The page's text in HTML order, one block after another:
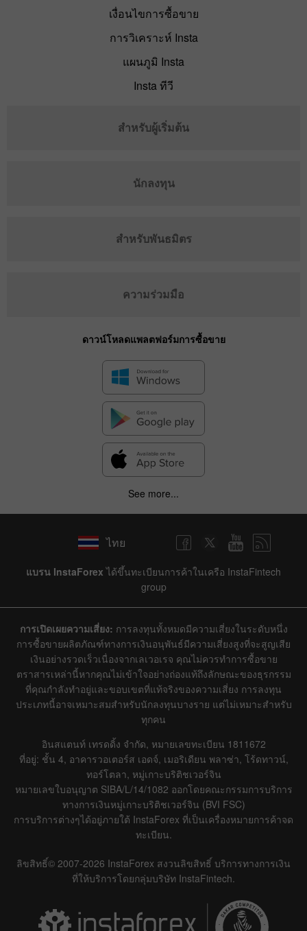
เงื่อนไขการซื้อขาย
การวิเคราะห์ Insta
แผนภูมิ Insta
Insta ทีวี
สำหรับผู้เริ่มต้น
นักลงทุน
สำหรับพันธมิตร
ความร่วมมือ
ดาวน์โหลดแพลตฟอร์มการซื้อขาย
See more...
ไทย
แบรน InstaForex ได้ขึ้นทะเบียนการค้าในเครือ InstaFintech
group
การเปิดเผยความเสี่ยง: การลงทุนทั้งหมดมีความเสี่ยงในระดับหนึ่ง
การซื้อขายผลิตภัณฑ์ทางการเงินอนุพันธ์มีความเสี่ยงสูงที่จะสูญเสีย
เงินอย่างรวดเร็วเนื่องจากเลเวอเรจ คุณไม่ควรทำการซื้อขาย
ตราสารเหล่านี้หากคุณไม่เข้าใจอย่างถ่องแท้ถึงลักษณะของธุรกรรม
ที่คุณกำลังทำอยู่และขอบเขตที่แท้จริงของความเสี่ยง การลงทุน
ประเภทนี้อาจเหมาะสมสำหรับนักลงทุนบางราย แต่ไม่เหมาะสำหรับ
ทุกคน
อินสแตนท์ เทรดดิ้ง จำกัด, หมายเลขทะเบียน 1811672
ที่อยู่: ชั้น 4, อาคารวอเตอร์ส เอดจ์, เมอริเดียน พลาซ่า, โร้ดทาวน์,
ทอร์โตลา, หมู่เกาะบริติชเวอร์จิน
หมายเลขใบอนุญาต SIBA/L/14/1082 ออกโดยคณะกรรมการบริการ
ทางการเงินหมู่เกาะบริติชเวอร์จิน (BVI FSC)
การบริการต่างๆได้อยู่ภายใต้ InstaForex ที่เป็นเครื่องหมายการค้าจด
ทะเบียน.
ลิขสิทธิ์© 2007-2026 InstaForex สงวนลิขสิทธิ์ บริการทางการเงิน
ที่ให้บริการโดยกลุ่มบริษัท InstaFintech.